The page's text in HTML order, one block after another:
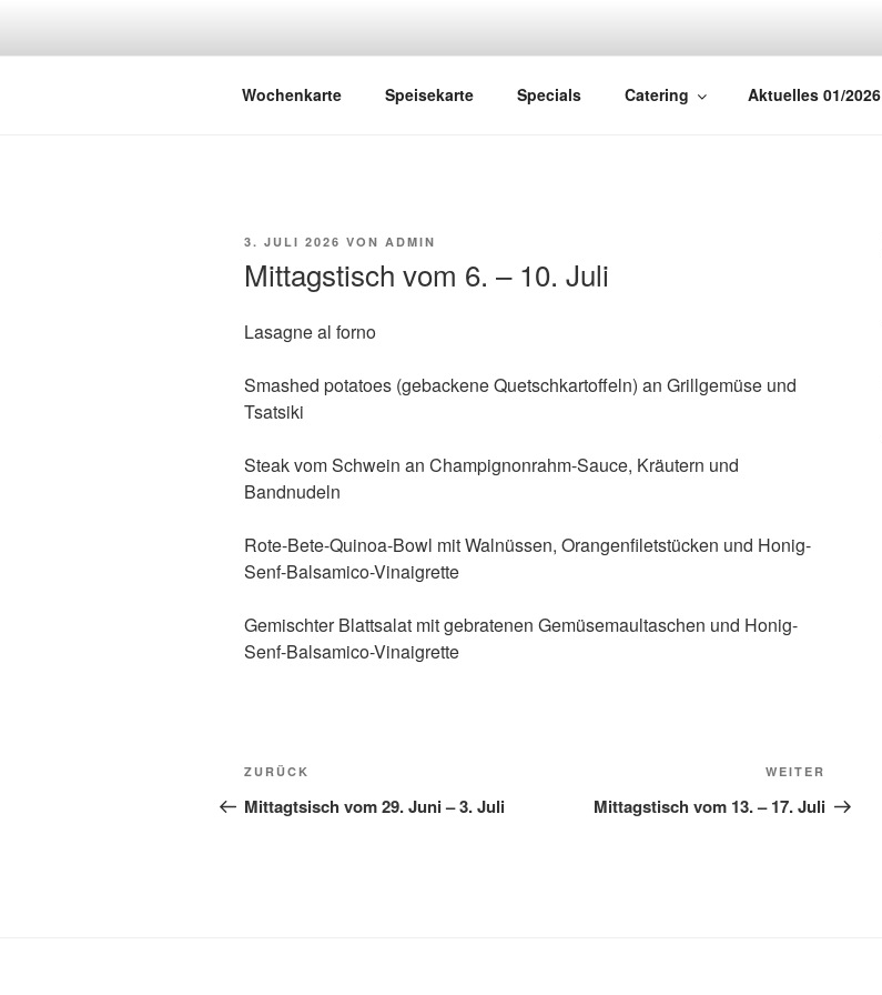
KAISERSTÜCK
Berlin
Wochenkarte Speisekarte Specials Catering Aktuelles 01/2026
VERÖFFENTLICHT
3. JULI 2026 VON ADMIN
Mittagstisch vom 6. – 10. Juli
Lasagne al forno
Smashed potatoes (gebackene Quetschkartoffeln) an Grillgemüse und
Tsatsiki
Steak vom Schwein an Champignonrahm-Sauce, Kräutern und
Bandnudeln
Rote-Bete-Quinoa-Bowl mit Walnüssen, Orangenfiletstücken und Honig-
Senf-Balsamico-Vinaigrette
Gemischter Blattsalat mit gebratenen Gemüsemaultaschen und Honig-
Senf-Balsamico-Vinaigrette
Beitragsnavigation
Vorheriger
Beitrag
ZURÜCK
Mittagtsisch vom 29. Juni – 3. Juli
Beitrag
WEITER
Mittagstisch vom 13. – 17. Juli